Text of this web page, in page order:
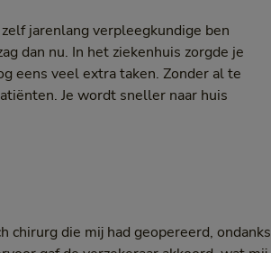
jarenlang verpleegkundige ben
dan nu. In het ziekenhuis zorgde je
eens veel extra taken. Zonder al te
Je wordt sneller naar huis
chirurg die mij had geopereerd, ondanks